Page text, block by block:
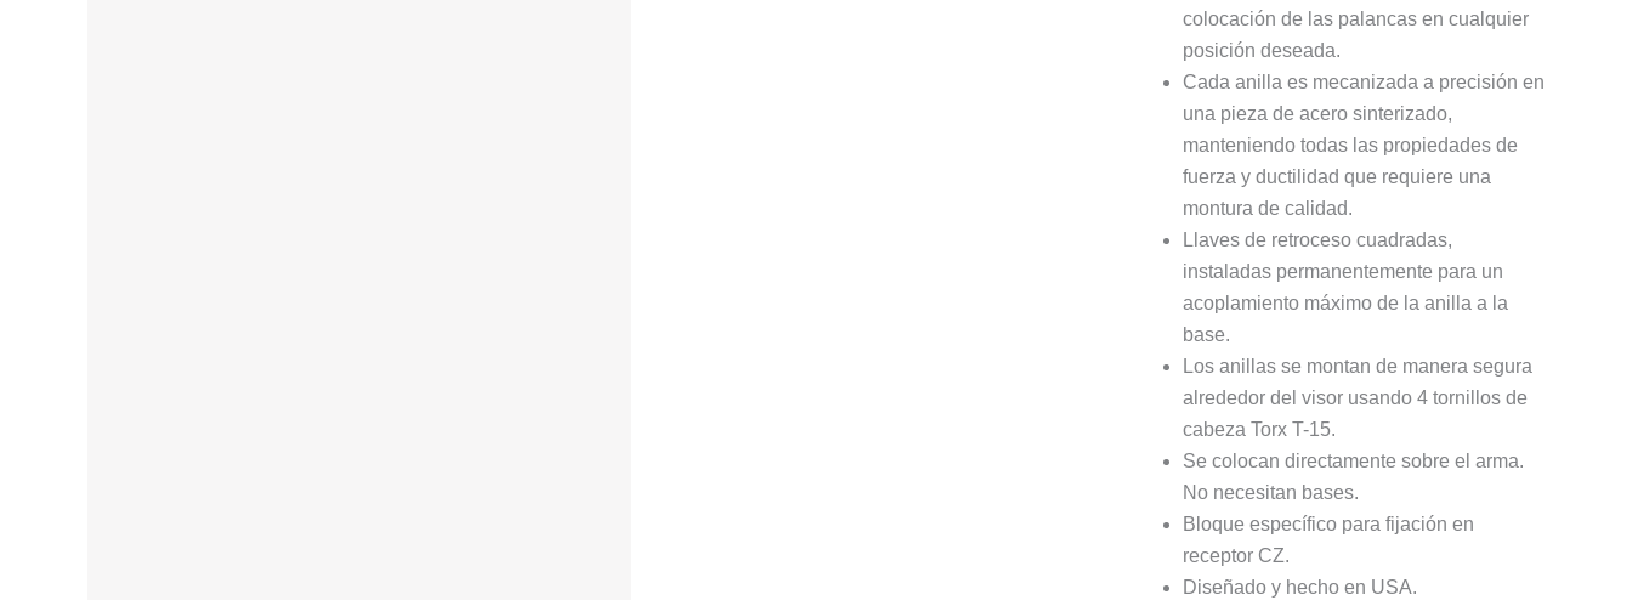
colocación de las palancas en cualquier
posición deseada.
Cada anilla es mecanizada a precisión en
una pieza de acero sinterizado,
manteniendo todas las propiedades de
fuerza y ductilidad que requiere una
montura de calidad.
Llaves de retroceso cuadradas,
instaladas permanentemente para un
acoplamiento máximo de la anilla a la
base.
Los anillas se montan de manera segura
alrededor del visor usando 4 tornillos de
cabeza Torx T-15.
Se colocan directamente sobre el arma.
No necesitan bases.
Bloque específico para fijación en
receptor CZ.
Diseñado y hecho en USA.